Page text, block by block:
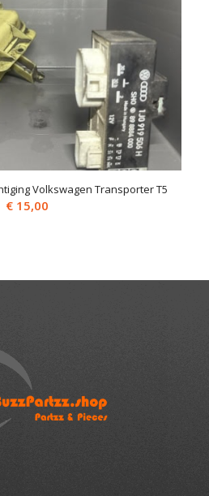
Volkswagen Transporter T5
€ 15,00